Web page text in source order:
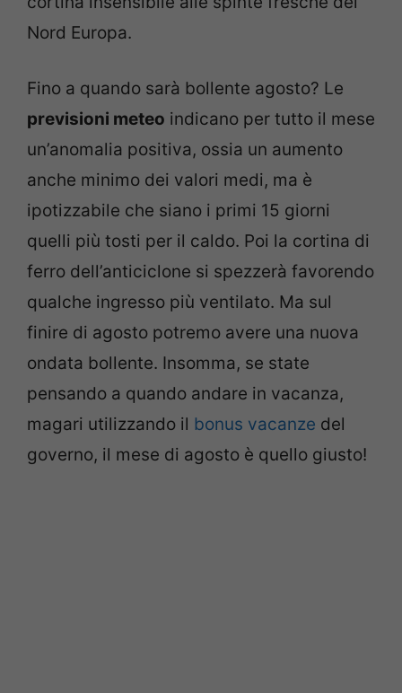
Nord Europa.
Fino a quando sarà bollente agosto? Le
previsioni meteo indicano per tutto il mese
un’anomalia positiva, ossia un aumento
anche minimo dei valori medi, ma è
ipotizzabile che siano i primi 15 giorni
quelli più tosti per il caldo. Poi la cortina di
ferro dell’anticiclone si spezzerà favorendo
qualche ingresso più ventilato. Ma sul
finire di agosto potremo avere una nuova
ondata bollente. Insomma, se state
pensando a quando andare in vacanza,
magari utilizzando il bonus vacanze del
governo, il mese di agosto è quello giusto!